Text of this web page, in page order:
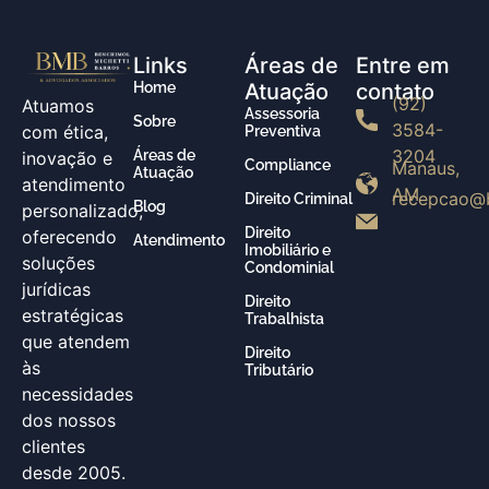
Atuamos
com ética,
inovação e
atendimento
personalizado,
oferecendo
soluções
jurídicas
estratégicas
que atendem
às
necessidades
dos nossos
clientes
desde 2005.
Links
Home
Sobre
Áreas de
Atuação
Blog
Atendimento
Áreas de
Atuação
Assessoria
Preventiva
Compliance
Direito Criminal
Direito
Imobiliário e
Condominial
Direito
Trabalhista
Direito
Tributário
Entre em
contato
(92)
3584-
3204
Manaus,
AM